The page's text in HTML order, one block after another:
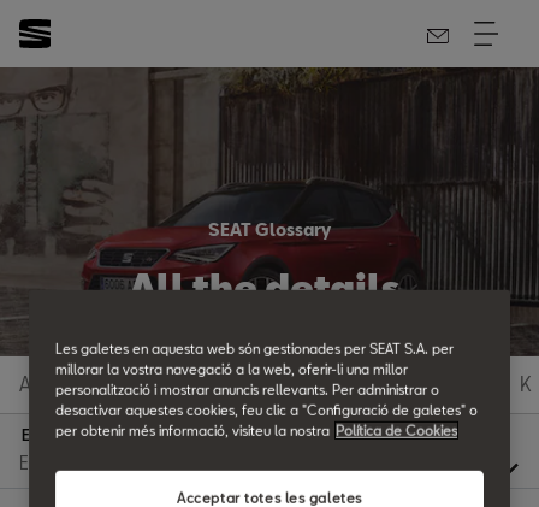
SEAT Glossary
All the details.
A B C D E F G H I K
E
Les galetes en aquesta web són gestionades per SEAT S.A. per
millorar la vostra navegació a la web, oferir-li una millor
personalització i mostrar anuncis rellevants. Per administrar o
desactivar aquestes cookies, feu clic a "Configuració de galetes" o
per obtenir més informació, visiteu la nostra Política de Cookies
Acceptar totes les galetes